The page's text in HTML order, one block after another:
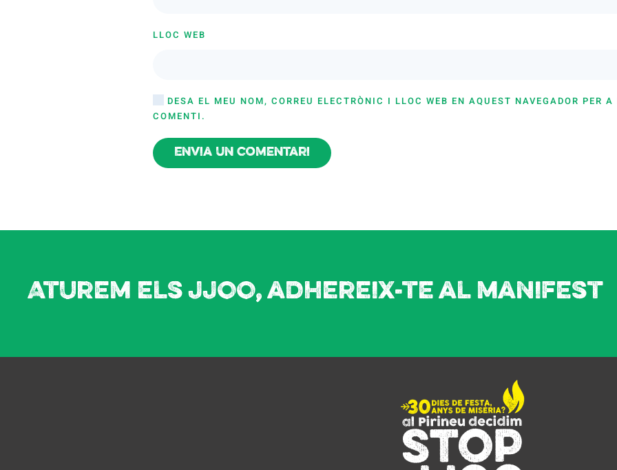
LLOC WEB
DESA EL MEU NOM, CORREU ELECTRÒNIC I LLOC WEB EN AQUEST NAVEGADOR PER
COMENTI.
Envia un comentari
Aturem els JJOO, adhereix-te al manifest